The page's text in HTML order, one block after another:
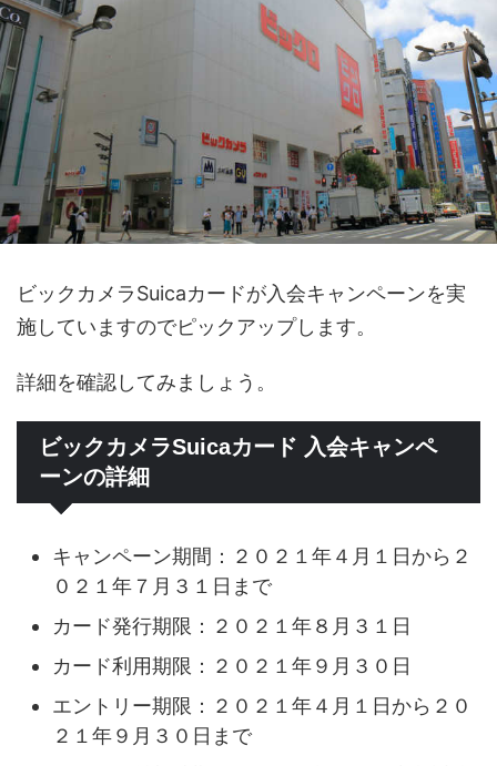
ビックカメラSuicaカードが入会キャンペーンを実
施していますのでピックアップします。
詳細を確認してみましょう。
ビックカメラSuicaカード 入会キャンペ
ーンの詳細
キャンペーン期間：２０２１年４月１日から２
０２１年７月３１日まで
カード発行期限：２０２１年８月３１日
カード利用期限：２０２１年９月３０日
エントリー期限：２０２１年４月１日から２０
２１年９月３０日まで